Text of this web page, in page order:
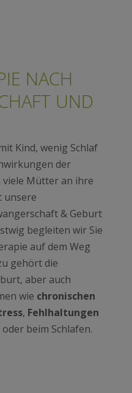
NACH
UND
Kind, wenig Schlaf
der
Mütter an ihre
unsere
& Geburt
begleiten wir Sie
auf dem Weg
gehört die
aber auch
wie chronischen
, Fehlhaltungen
beim Schlafen.